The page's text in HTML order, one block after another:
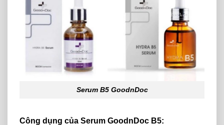
Serum B5 GoodnDoc
Công dụng của Serum GoodnDoc B5: